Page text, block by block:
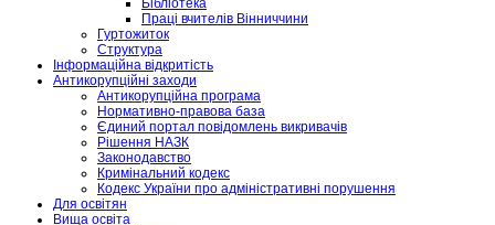
Бібліотека
Праці вчителів Вінниччини
Гуртожиток
Структура
Інформаційна відкритість
Антикорупційні заходи
Антикорупційна програма
Нормативно-правова база
Єдиний портал повідомлень викривачів
Рішення НАЗК
Законодавство
Кримінальний кодекс
Кодекс України про адміністративні порушення
Для освітян
Вища освіта